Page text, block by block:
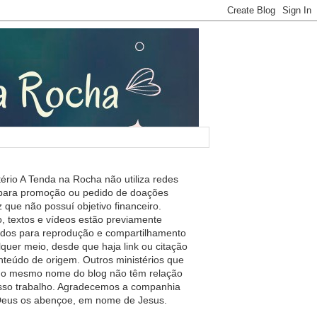
A Tenda na Rocha não utiliza redes
promoção ou pedido de doações
que não possuí objetivo financeiro.
textos e vídeos estão previamente
para reprodução e compartilhamento
meio, desde que haja link ou citação
de origem. Outros ministérios que
mesmo nome do blog não têm relação
trabalho. Agradecemos a companhia
os abençoe, em nome de Jesus.